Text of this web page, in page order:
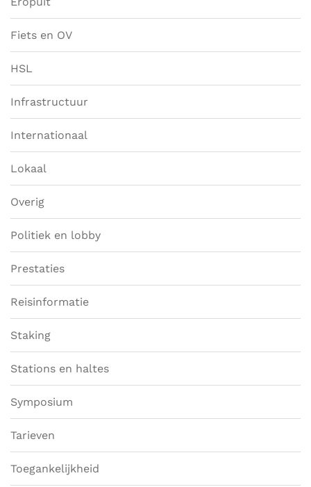
Fiets en OV
HSL
Infrastructuur
Internationaal
Lokaal
Overig
Politiek en lobby
Prestaties
Reisinformatie
Staking
Stations en haltes
Symposium
Tarieven
Toegankelijkheid